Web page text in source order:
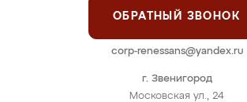
г. Звенигород
Московская ул., 24
ОБРАТНЫЙ ЗВОНОК
corp-renessans@yandex.ru